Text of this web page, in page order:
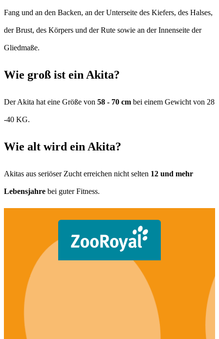
Fang und an den Backen, an der Unterseite des Kiefers, des Halses,
der Brust, des Körpers und der Rute sowie an der Innenseite der
Gliedmaße.
Wie groß ist ein Akita?
Der Akita hat eine Größe von 58 - 70 cm bei einem Gewicht von 28
-40 KG.
Wie alt wird ein Akita?
Akitas aus seriöser Zucht erreichen nicht selten 12 und mehr
Lebensjahre bei guter Fitness.